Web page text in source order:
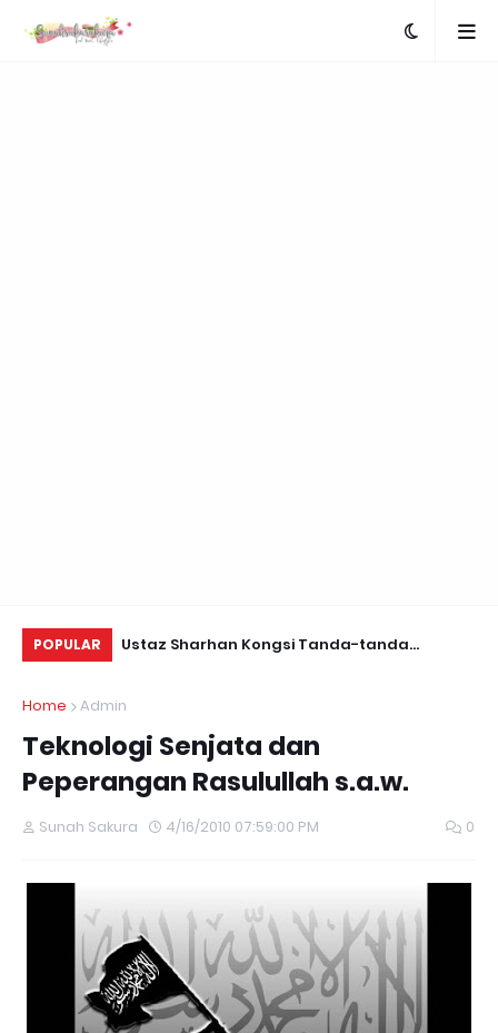
POPULAR
Retreats,
Ustaz Sharhan Kongsi Tanda-tanda
Home Admin
Teknologi Senjata dan
Peperangan Rasulullah s.a.w.
Sunah Sakura 4/16/2010 07:59:00 PM 0